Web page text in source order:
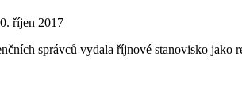
říjen 2017
správců vydala říjnové stanovisko jako